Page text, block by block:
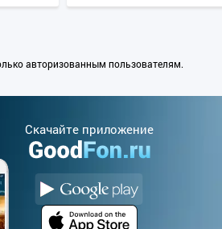
авторизованным пользователям.
Cкачайте приложение